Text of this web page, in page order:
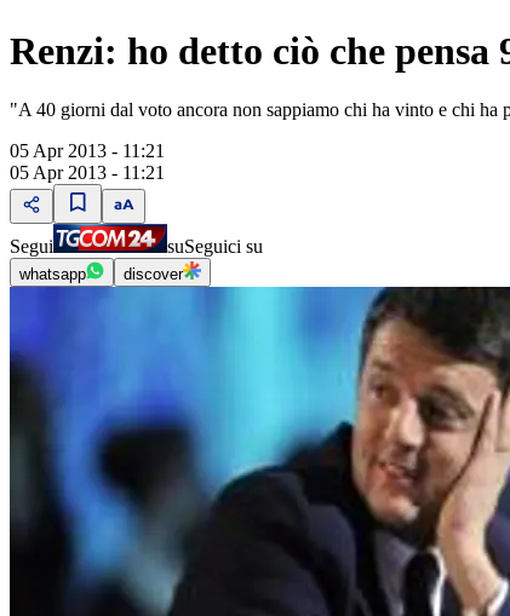
Renzi: ho detto ciò che
"A 40 giorni dal voto ancora non sappiamo chi ha vinto e chi ha
05 Apr 2013 - 11:21
05 Apr 2013 - 11:21
Segui suSeguici su
whatsapp discover